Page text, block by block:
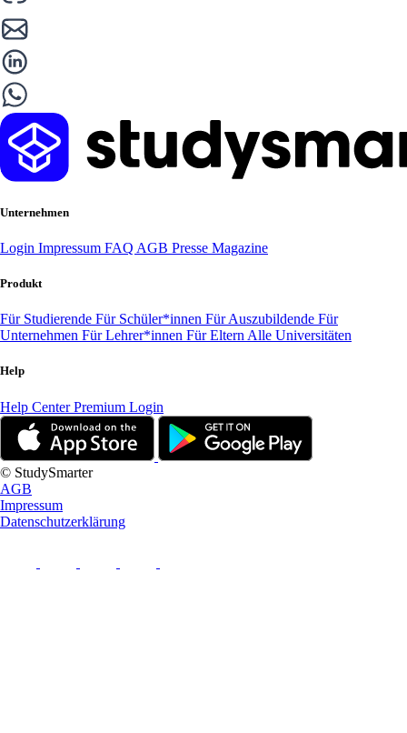
Unternehmen
Login Impressum FAQ AGB Presse Magazine
Produkt
Für Studierende Für Schüler*innen Für Auszubildende Für
Unternehmen Für Lehrer*innen Für Eltern Alle Universitäten
Help
Help CenterPremium Login
© StudySmarter
AGB
Impressum
Datenschutzerklärung